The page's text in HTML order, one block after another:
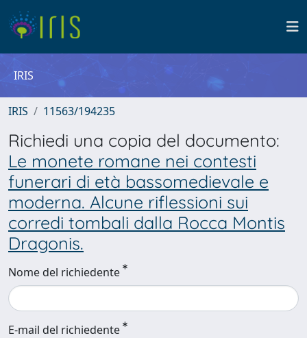
IRIS
IRIS 11563/194235
Richiedi una copia del documento:
Le monete romane nei contesti
funerari di età bassomedievale e
moderna. Alcune riflessioni sui
corredi tombali dalla Rocca Montis
Dragonis.
Nome del richiedente
E-mail del richiedente